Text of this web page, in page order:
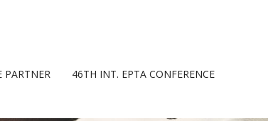
PARTNER 46TH INT. EPTA CONFERENCE